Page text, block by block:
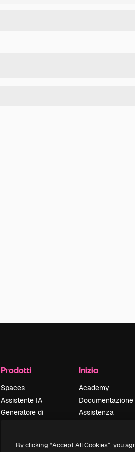
Prodotti
Spaces
Assistente IA
Generatore di
Inizia
Academy
Documentazione
Assistenza
Politica sulla
By clicking “Accept All Cookies”, you